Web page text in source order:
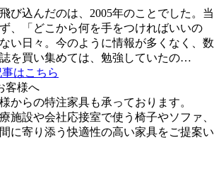
び込んだのは、2005年のことでした。当
、「どこから何を手をつければいいの
い日々。今のように情報が多くなく、数
を買い集めては、勉強していたの…
はこちら
客様へ
からの特注家具も承っております。
施設や会社応接室で使う椅子やソファ、
に寄り添う快適性の高い家具をご提案い